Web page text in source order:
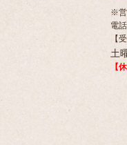
※営
電
【
土
【